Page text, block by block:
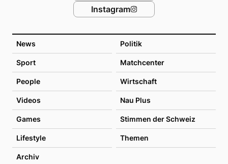
News Politik
Sport Matchcenter
People Wirtschaft
Videos Nau Plus
Games Stimmen der Schweiz
Lifestyle Themen
Archiv
Instagram